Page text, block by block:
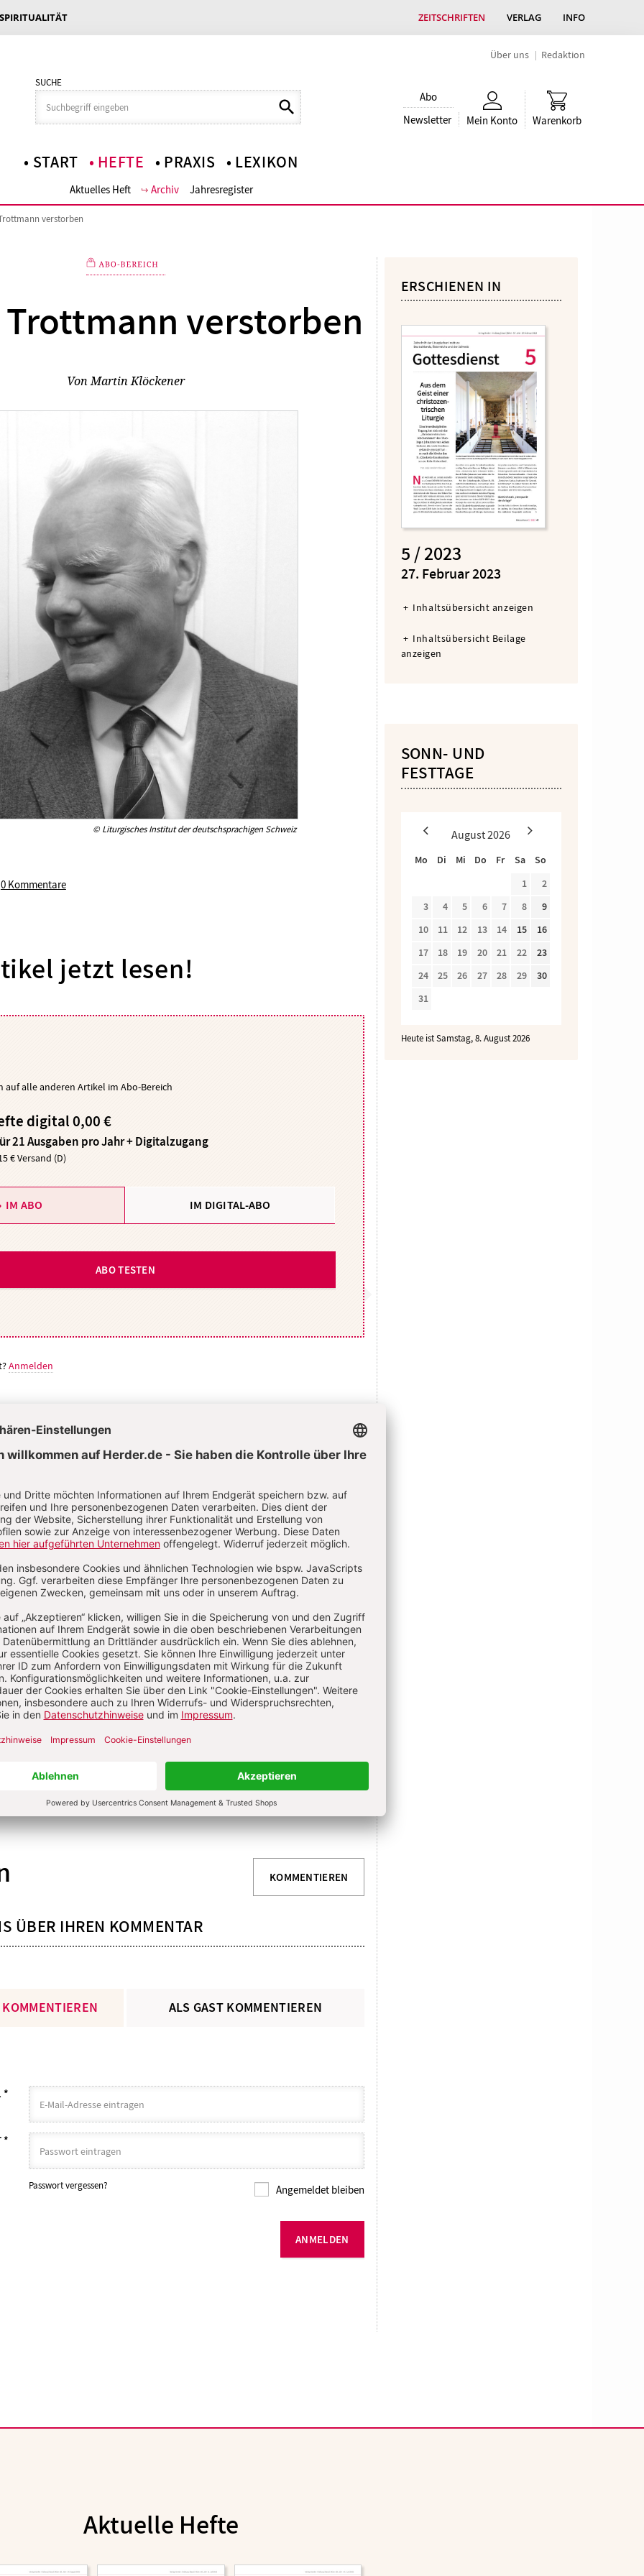
ZEITSCHRIFTEN VERLAG INFO
Über uns Redaktion
SUCHE
Abo
Newsletter
Mein Konto Warenkorb
START HEFTE PRAXIS LEXIKON
Aktuelles Heft Archiv Jahresregister
verstorben
Trottmann verstorben
VonMartin Klöckener
© Liturgisches Institut der deutschsprachigen Schweiz
0 Kommentare
jetzt lesen!
auf alle anderen Artikel im Abo-Bereich
digital 0,00 €
21 Ausgaben pro Jahr + Digitalzugang
€ Versand (D)
IM ABO IM DIGITAL-ABO
ABO TESTEN
Anmelden
Klöckener
Klöckener, Dr. theol., war von 1994 bis 2022 ordentlicher Professor auf dem
Lehrstuhl und Direktor des Instituts für Liturgiewissenschaft an
Freiburg (Schweiz).
2. Januar 2026S. 12
verstorben Von Andreas Redtenbacher, Jürgen Riegel
22. April 2024S. 96
verstorben Von Stefan Kopp
Bär verstorben
KOMMENTIEREN
ÜBER IHREN KOMMENTAR
ALS GAST KOMMENTIEREN
*
*
Passwort vergessen? Angemeldet bleiben
ANMELDEN
ERSCHIENEN IN
5 / 2023
:
27. Februar 2023
Inhaltsübersicht anzeigen
Inhaltsübersicht Beilage
anzeigen
SONN- UND
FESTTAGE
August2026
Mo Di Mi Do Fr Sa
So
1
2
3
4 5 6 7 8
9
10
11 12 13 14 15
16
17
18 19 20 21 22
23
24
25 26 27 28 29
30
31
Heute ist Samstag, 8. August 2026
Aktuelle Hefte